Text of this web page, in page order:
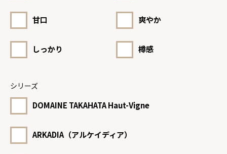
甘口 爽やか
しっかり 樽感
シリーズ
DOMAINE TAKAHATA Haut-Vigne
ARKADIA（アルケイディア）